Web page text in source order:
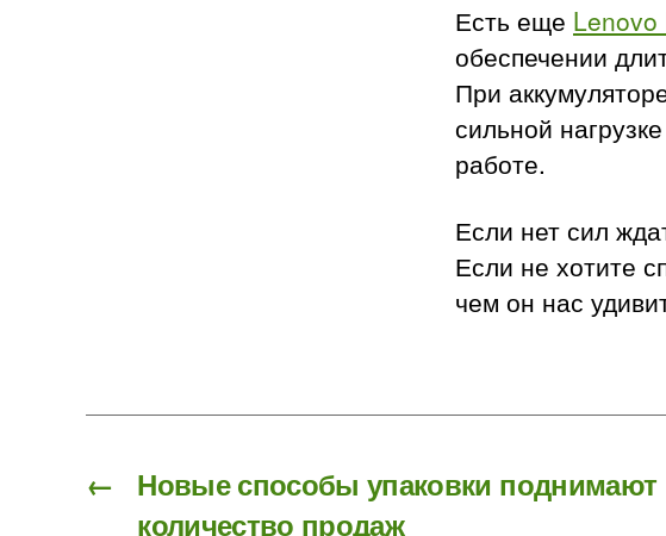
Есть еще Lenovo
обеспечении
При
сильной
работе.
Если нет сил
Если не хотите
чем он нас
←
Новые способы упаковки поднимают
количество продаж